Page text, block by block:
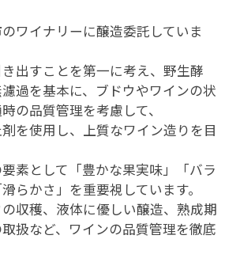
ワイナリーに醸造委託していま
出すことを第一に考え、野生酵
過を基本に、ブドウやワインの状
の品質管理を考慮して、
を使用し、上質なワイン造りを目
素として「豊かな果実味」「バラ
らかさ」を重要視しています。
収穫、液体に優しい醸造、熟成期
扱など、ワインの品質管理を徹底